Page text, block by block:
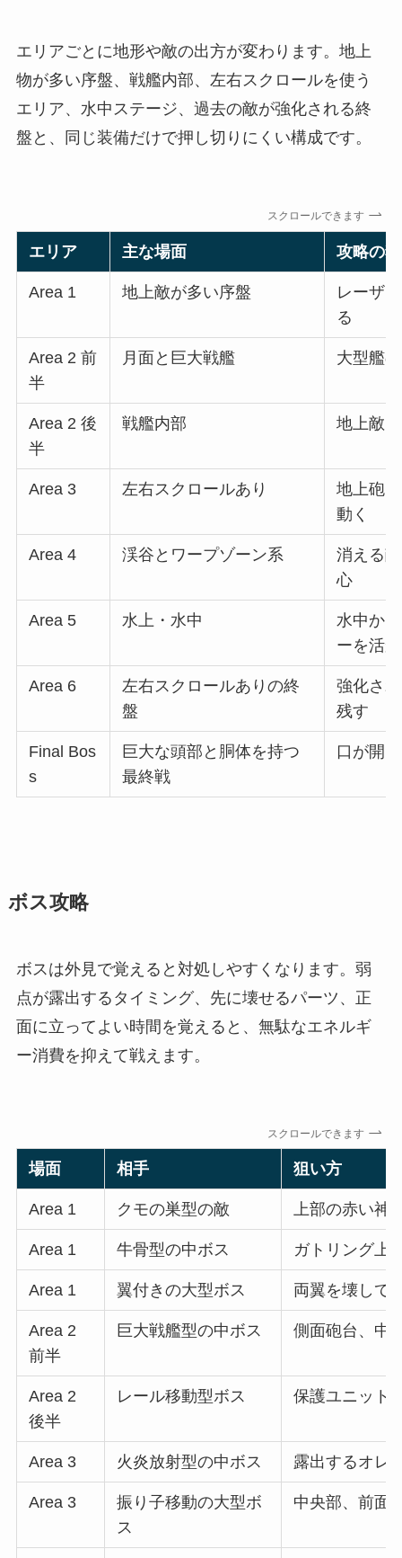
エリアごとに地形や敵の出方が変わります。地上
物が多い序盤、戦艦内部、左右スクロールを使う
エリア、水中ステージ、過去の敵が強化される終
盤と、同じ装備だけで押し切りにくい構成です。
スクロールできます
エリア 主な場面 攻略の
Area 1 地上敵が多い序盤
レーザ
る
Area 2 前
半
月面と巨大戦艦 大型艦
Area 2 後
半
戦艦内部 地上敵
Area 3 左右スクロールあり
地上砲
動く
Area 4 渓谷とワープゾーン系
消える
心
Area 5 水上・水中
水中か
ーを活
Area 6
左右スクロールありの終
盤
強化さ
残す
Final Bos
s
巨大な頭部と胴体を持つ
最終戦
口が開
ボス攻略
ボスは外見で覚えると対処しやすくなります。弱
点が露出するタイミング、先に壊せるパーツ、正
面に立ってよい時間を覚えると、無駄なエネルギ
ー消費を抑えて戦えます。
スクロールできます
場面 相手 狙い方
Area 1 クモの巣型の敵 上部の赤い神
Area 1 牛骨型の中ボス ガトリング上
Area 1 翼付きの大型ボス 両翼を壊して
Area 2
前半
巨大戦艦型の中ボス 側面砲台、中
Area 2
後半
レール移動型ボス 保護ユニット
Area 3 火炎放射型の中ボス 露出するオレ
Area 3
振り子移動の大型ボ
ス
中央部、前面